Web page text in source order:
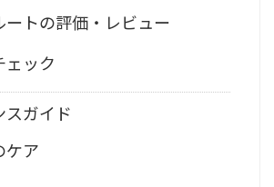
ートの評価・レビュー
ェック
スガイド
ケア